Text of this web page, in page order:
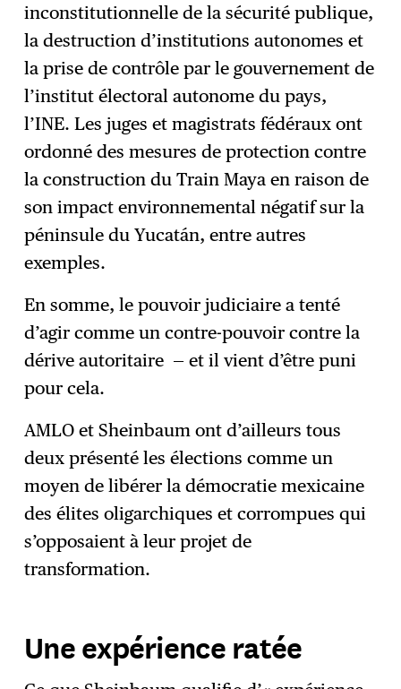
inconstitutionnelle de la sécurité publique,
la destruction d’institutions autonomes et
la prise de contrôle par le gouvernement de
l’institut électoral autonome du pays,
l’INE. Les juges et magistrats fédéraux ont
ordonné des mesures de protection contre
la construction du Train Maya en raison de
son impact environnemental négatif sur la
péninsule du Yucatán, entre autres
exemples.
En somme, le pouvoir judiciaire a tenté
d’agir comme un contre-pouvoir contre la
dérive autoritaire — et il vient d’être puni
pour cela.
AMLO et Sheinbaum ont d’ailleurs tous
deux présenté les élections comme un
moyen de libérer la démocratie mexicaine
des élites oligarchiques et corrompues qui
s’opposaient à leur projet de
transformation.
Une expérience ratée